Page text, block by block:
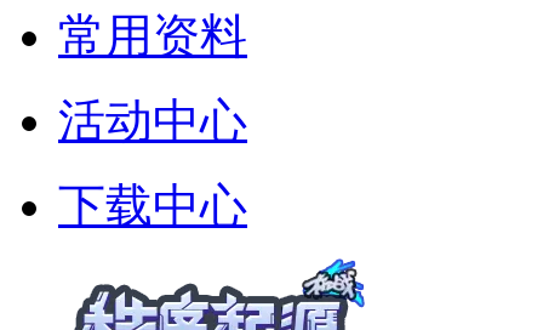
常用资料
活动中心
下载中心